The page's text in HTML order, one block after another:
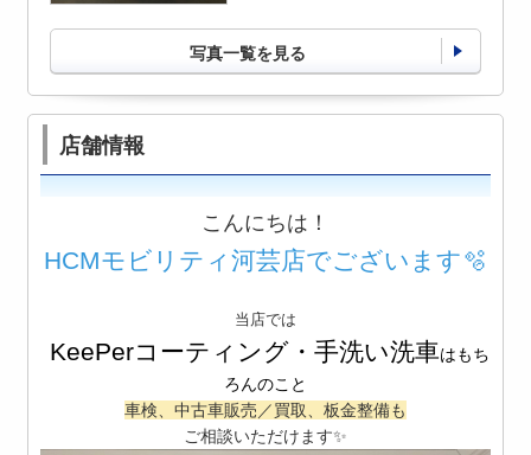
写真一覧を見る
店舗情報
こんにちは！
HCMモビリティ河芸店でございます🫧
当店では
KeePerコーティング・手洗い洗車はもち
ろんのこと
車検、中古車販売／買取、板金整備も
ご相談いただけます✨